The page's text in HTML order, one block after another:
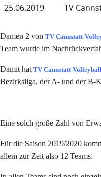
25.06.2019 TV
Damen 2 von TV Cannstatt-
Team wurde im
Damit hat TV Cannstatt-
Bezirksliga, der A- und der B-
Eine solch große Zahl von
Für die Saison 2019/2020
allem zur Zeit also 12 Teams.